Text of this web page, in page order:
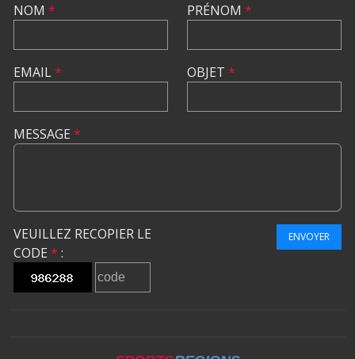
NOM *
EMAIL*
PRÉNOM *
OBJET *
MESSAGE *
VEUILLEZ RECOPIER LE
CODE * :
ENVOYER